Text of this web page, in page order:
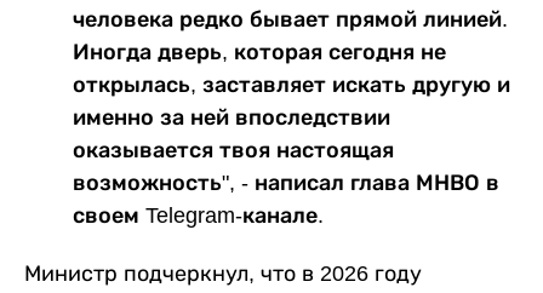
человека редко бывает прямой линией.
Иногда дверь, которая сегодня не
открылась, заставляет искать другую и
именно за ней впоследствии
оказывается твоя настоящая
возможность", - написал глава МНВО в
своем Telegram-канале.
Министр подчеркнул, что в 2026 году